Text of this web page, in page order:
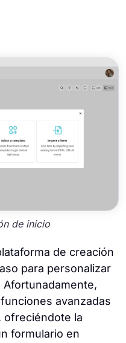
de inicio
de creación
para personalizar
avanzadas
ofreciéndote la
formulario en